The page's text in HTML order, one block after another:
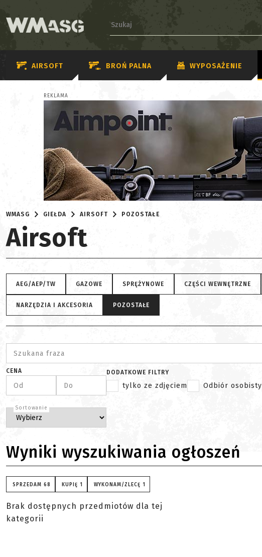
AIRSOFT BROŃ PALNA WYPOSAŻENIE
REKLAMA
WMASG GIEŁDA AIRSOFT POZOSTAŁE
Airsoft
AEG/AEP/TW GAZOWE SPRĘŻYNOWE CZĘŚCI WEWNĘTRZNE
NARZĘDZIA I AKCESORIA POZOSTAŁE
Szukana fraza
CENA
Od Do
Sortowanie
DODATKOWE FILTRY
tylko ze zdjęciem Odbiór osobisty
Wyniki wyszukiwania ogłoszeń
SPRZEDAM 68 KUPIĘ 1 WYKONAM/ZLECĘ 1
Brak dostępnych przedmiotów dla tej
kategorii